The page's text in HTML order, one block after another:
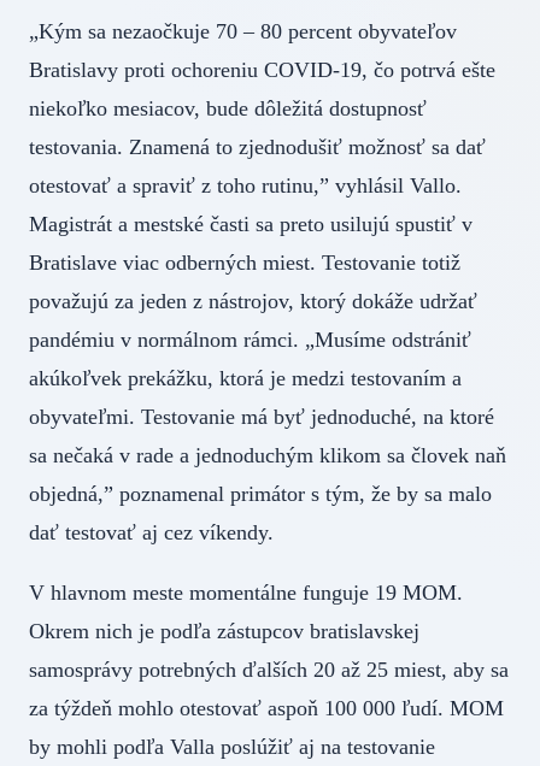
„Kým sa nezaočkuje 70 – 80 percent obyvateľov
Bratislavy proti ochoreniu COVID-19, čo potrvá ešte
niekoľko mesiacov, bude dôležitá dostupnosť
testovania. Znamená to zjednodušiť možnosť sa dať
otestovať a spraviť z toho rutinu,” vyhlásil Vallo.
Magistrát a mestské časti sa preto usilujú spustiť v
Bratislave viac odberných miest. Testovanie totiž
považujú za jeden z nástrojov, ktorý dokáže udržať
pandémiu v normálnom rámci. „Musíme odstrániť
akúkoľvek prekážku, ktorá je medzi testovaním a
obyvateľmi. Testovanie má byť jednoduché, na ktoré
sa nečaká v rade a jednoduchým klikom sa človek naň
objedná,” poznamenal primátor s tým, že by sa malo
dať testovať aj cez víkendy.
V hlavnom meste momentálne funguje 19 MOM.
Okrem nich je podľa zástupcov bratislavskej
samosprávy potrebných ďalších 20 až 25 miest, aby sa
za týždeň mohlo otestovať aspoň 100 000 ľudí. MOM
by mohli podľa Valla poslúžiť aj na testovanie